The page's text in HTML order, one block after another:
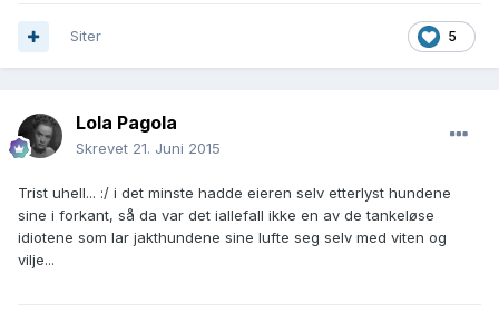
5
Siter
Lola Pagola
Skrevet 21. Juni 2015
Trist uhell... :/ i det minste hadde eieren selv etterlyst hundene
sine i forkant, så da var det iallefall ikke en av de tankeløse
idiotene som lar jakthundene sine lufte seg selv med viten og
vilje...